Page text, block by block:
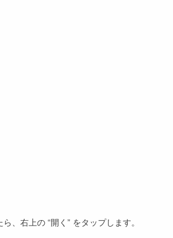
、右上の “開く” をタップします。